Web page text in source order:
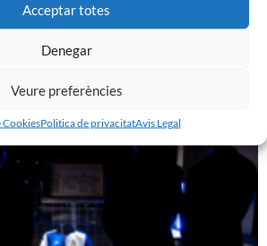
Acceptar totes
Denegar
Veure preferències
CookiesPolitica de privacitatAvis Legal
NOU JUGADOR DEL CE SABADELL